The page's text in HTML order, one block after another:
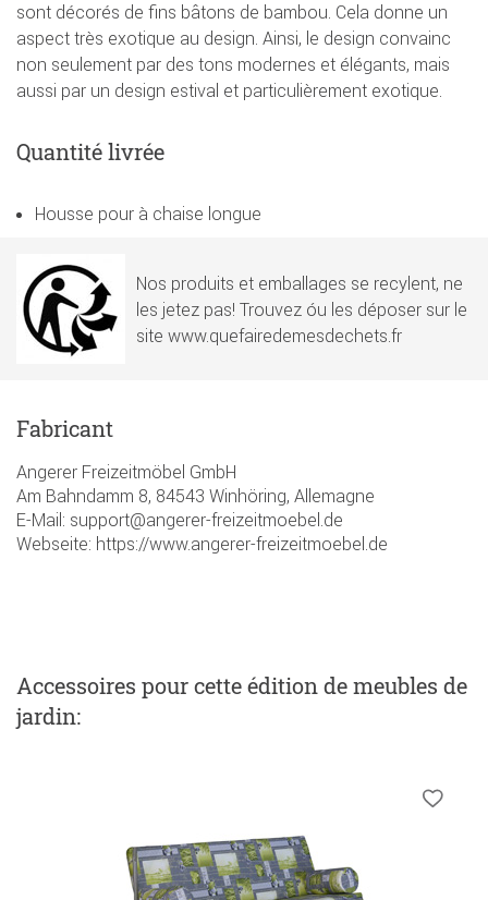
sont décorés de fins bâtons de bambou. Cela donne un
aspect très exotique au design. Ainsi, le design convainc
non seulement par des tons modernes et élégants, mais
aussi par un design estival et particulièrement exotique.
Quantité livrée
Housse pour à chaise longue
Nos produits et emballages se recylent, ne
les jetez pas! Trouvez óu les déposer sur le
site www.quefairedemesdechets.fr
Fabricant
Angerer Freizeitmöbel GmbH
Am Bahndamm 8, 84543 Winhöring, Allemagne
E-Mail: support@angerer-freizeitmoebel.de
Webseite: https://www.angerer-freizeitmoebel.de
Accessoires pour cette édition de meubles de
jardin: